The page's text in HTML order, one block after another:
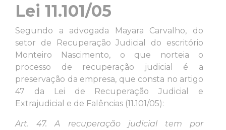
Lei 11.101/05
Segundo a advogada Mayara Carvalho, do
setor de Recuperação Judicial do escritório
Monteiro Nascimento, o que norteia o
processo de recuperação judicial é a
preservação da empresa, que consta no artigo
47 da Lei de Recuperação Judicial e
Extrajudicial e de Falências (11.101/05):
Art. 47. A recuperação judicial tem por